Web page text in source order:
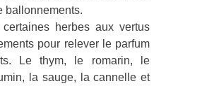
ballonnements.
herbes aux vertus
pour relever le parfum
Le thym, le romarin, le
la sauge, la cannelle et